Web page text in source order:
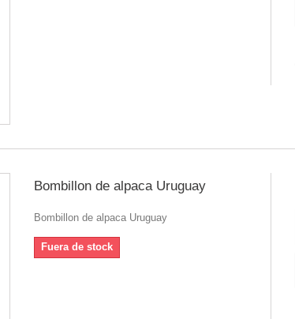
Bombillon de alpaca Uruguay
Bombillon de alpaca Uruguay
Fuera de stock